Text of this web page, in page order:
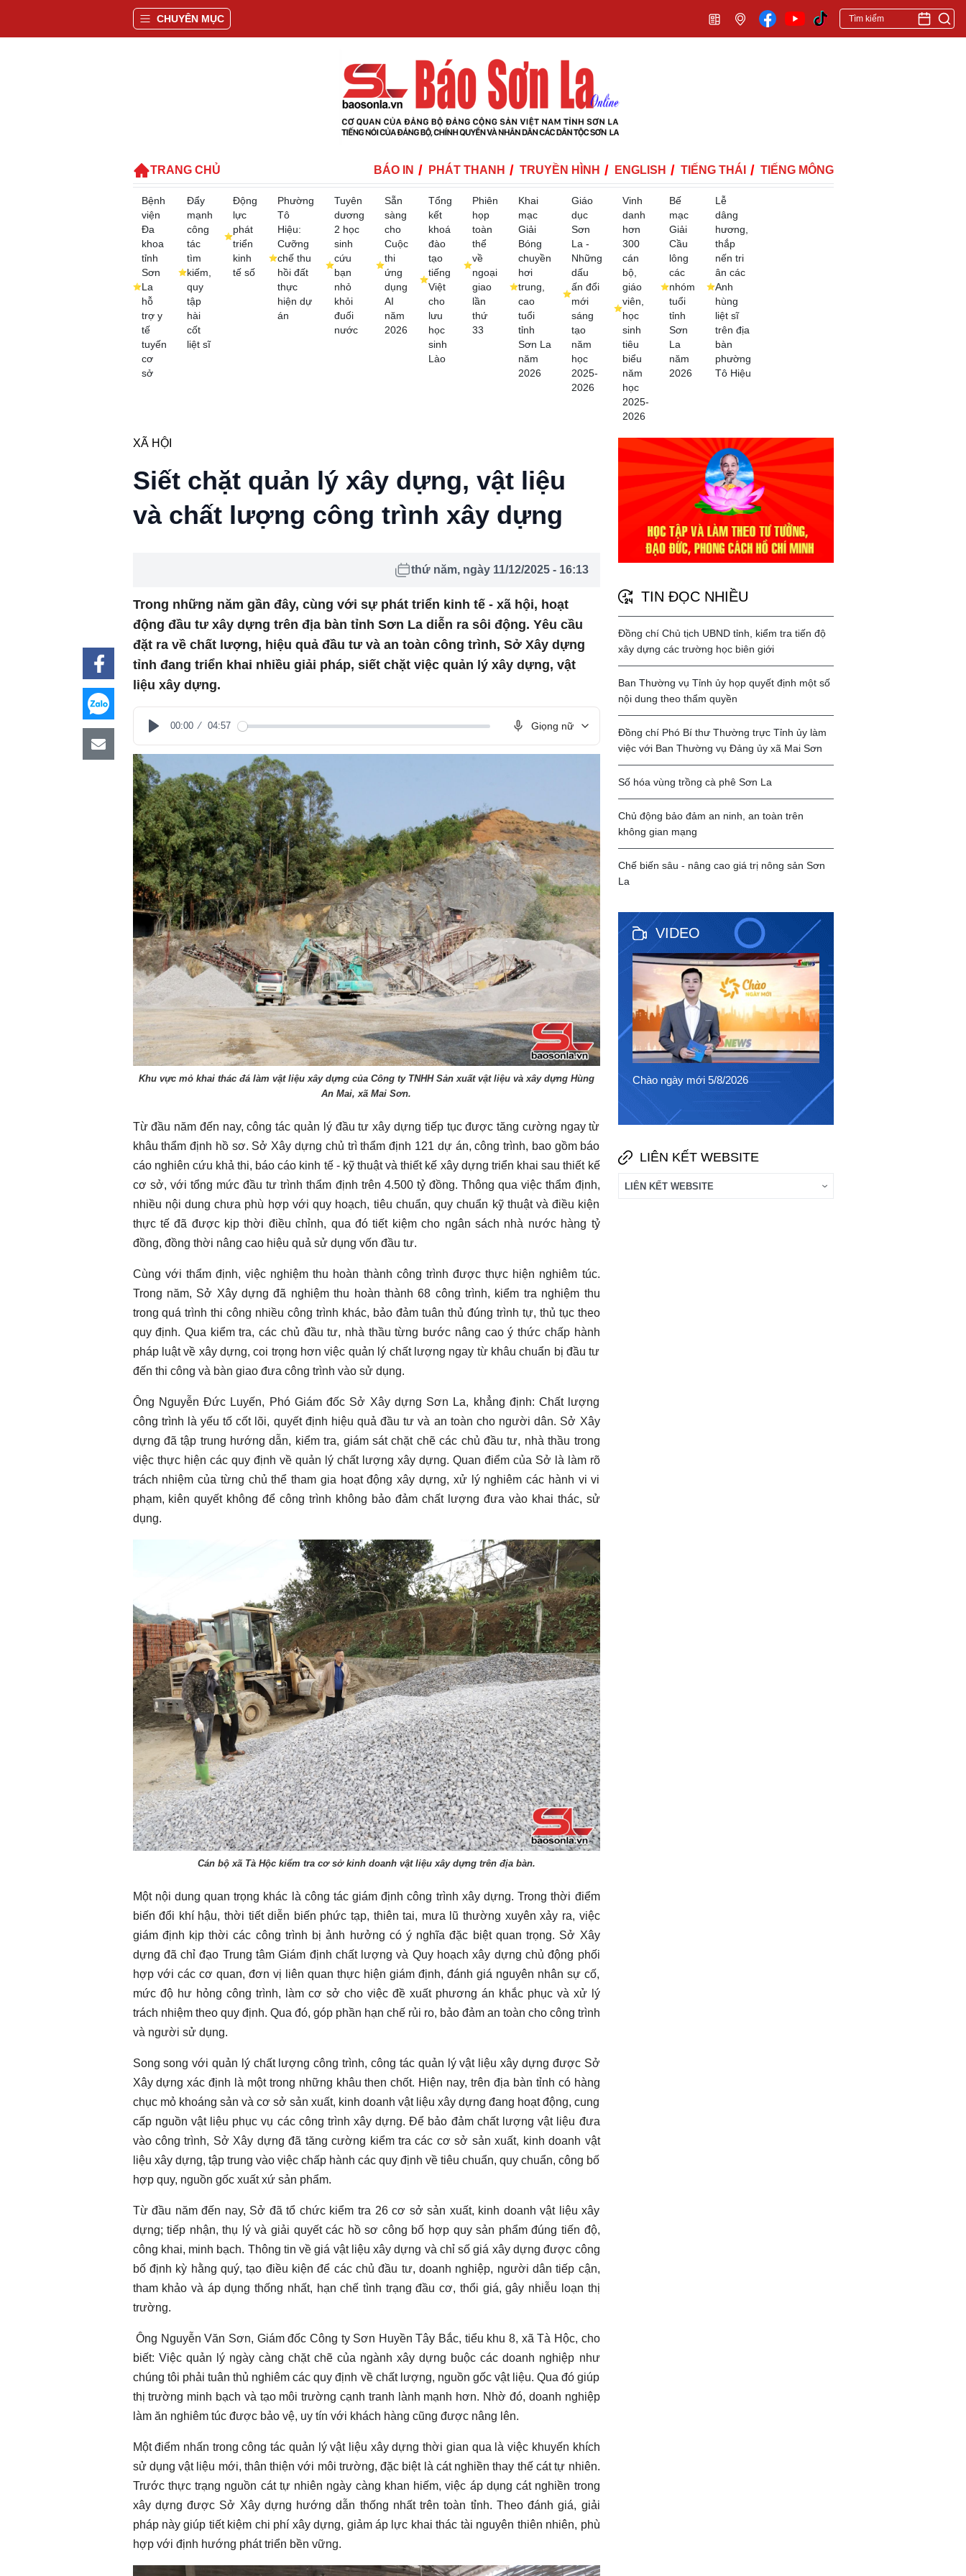
CHUYÊN MỤC
TRANG CHỦ BÁO IN PHÁT THANH TRUYỀN HÌNH ENGLISH TIẾNG THÁI TIẾNG MÔNG
Bệnh
viện
Đa
khoa
tỉnh
Sơn
La
hỗ
trợ y
tế
tuyến
cơ
sở
Đẩy
mạnh
công
tác
tìm
kiếm,
quy
tập
hài
cốt
liệt sĩ
Động
lực
phát
triển
kinh
tế số
Phường
Tô
Hiệu:
Cưỡng
chế thu
hồi đất
thực
hiện dự
án
Tuyên
dương
2 học
sinh
cứu
bạn
nhỏ
khỏi
đuối
nước
Sẵn
sàng
cho
Cuộc
thi
ứng
dụng
AI
năm
2026
Tổng
kết
khoá
đào
tạo
tiếng
Việt
cho
lưu
học
sinh
Lào
Phiên
họp
toàn
thể
về
ngoại
giao
lần
thứ
33
Khai
mạc
Giải
Bóng
chuyền
hơi
trung,
cao
tuổi
tỉnh
Sơn La
năm
2026
Giáo
dục
Sơn
La -
Những
dấu
ấn đổi
mới
sáng
tạo
năm
học
2025-
2026
Vinh
danh
hơn
300
cán
bộ,
giáo
viên,
học
sinh
tiêu
biểu
năm
học
2025-
2026
Bế
mạc
Giải
Cầu
lông
các
nhóm
tuổi
tỉnh
Sơn
La
năm
2026
Lễ
dâng
hương,
thắp
nến tri
ân các
Anh
hùng
liệt sĩ
trên địa
bàn
phường
Tô Hiệu
XÃ HỘI
Siết chặt quản lý xây dựng, vật liệu
và chất lượng công trình xây dựng
thứ năm, ngày 11/12/2025 - 16:13
Trong những năm gần đây, cùng với sự phát triển kinh tế - xã hội, hoạt
động đầu tư xây dựng trên địa bàn tỉnh Sơn La diễn ra sôi động. Yêu cầu
đặt ra về chất lượng, hiệu quả đầu tư và an toàn công trình, Sở Xây dựng
tỉnh đang triển khai nhiều giải pháp, siết chặt việc quản lý xây dựng, vật
liệu xây dựng.
Play
00:00 04:57 Giọng nữ
Khu vực mỏ khai thác đá làm vật liệu xây dựng của Công ty TNHH Sản xuất vật liệu và xây dựng Hùng
An Mai, xã Mai Sơn.
Từ đầu năm đến nay, công tác quản lý đầu tư xây dựng tiếp tục được tăng cường ngay từ
khâu thẩm định hồ sơ. Sở Xây dựng chủ trì thẩm định 121 dự án, công trình, bao gồm báo
cáo nghiên cứu khả thi, báo cáo kinh tế - kỹ thuật và thiết kế xây dựng triển khai sau thiết kế
cơ sở, với tổng mức đầu tư trình thẩm định trên 4.500 tỷ đồng. Thông qua việc thẩm định,
nhiều nội dung chưa phù hợp với quy hoạch, tiêu chuẩn, quy chuẩn kỹ thuật và điều kiện
thực tế đã được kịp thời điều chỉnh, qua đó tiết kiệm cho ngân sách nhà nước hàng tỷ
đồng, đồng thời nâng cao hiệu quả sử dụng vốn đầu tư.
Cùng với thẩm định, việc nghiệm thu hoàn thành công trình được thực hiện nghiêm túc.
Trong năm, Sở Xây dựng đã nghiệm thu hoàn thành 68 công trình, kiểm tra nghiệm thu
trong quá trình thi công nhiều công trình khác, bảo đảm tuân thủ đúng trình tự, thủ tục theo
quy định. Qua kiểm tra, các chủ đầu tư, nhà thầu từng bước nâng cao ý thức chấp hành
pháp luật về xây dựng, coi trọng hơn việc quản lý chất lượng ngay từ khâu chuẩn bị đầu tư
đến thi công và bàn giao đưa công trình vào sử dụng.
Ông Nguyễn Đức Luyến, Phó Giám đốc Sở Xây dựng Sơn La, khẳng định: Chất lượng
công trình là yếu tố cốt lõi, quyết định hiệu quả đầu tư và an toàn cho người dân. Sở Xây
dựng đã tập trung hướng dẫn, kiểm tra, giám sát chặt chẽ các chủ đầu tư, nhà thầu trong
việc thực hiện các quy định về quản lý chất lượng xây dựng. Quan điểm của Sở là làm rõ
trách nhiệm của từng chủ thể tham gia hoạt động xây dựng, xử lý nghiêm các hành vi vi
phạm, kiên quyết không để công trình không bảo đảm chất lượng đưa vào khai thác, sử
dụng.
Cán bộ xã Tà Hộc kiểm tra cơ sở kinh doanh vật liệu xây dựng trên địa bàn.
Một nội dung quan trọng khác là công tác giám định công trình xây dựng. Trong thời điểm
biến đổi khí hậu, thời tiết diễn biến phức tạp, thiên tai, mưa lũ thường xuyên xảy ra, việc
giám định kịp thời các công trình bị ảnh hưởng có ý nghĩa đặc biệt quan trọng. Sở Xây
dựng đã chỉ đạo Trung tâm Giám định chất lượng và Quy hoạch xây dựng chủ động phối
hợp với các cơ quan, đơn vị liên quan thực hiện giám định, đánh giá nguyên nhân sự cố,
mức độ hư hỏng công trình, làm cơ sở cho việc đề xuất phương án khắc phục và xử lý
trách nhiệm theo quy định. Qua đó, góp phần hạn chế rủi ro, bảo đảm an toàn cho công trình
và người sử dụng.
Song song với quản lý chất lượng công trình, công tác quản lý vật liệu xây dựng được Sở
Xây dựng xác định là một trong những khâu then chốt. Hiện nay, trên địa bàn tỉnh có hàng
chục mỏ khoáng sản và cơ sở sản xuất, kinh doanh vật liệu xây dựng đang hoạt động, cung
cấp nguồn vật liệu phục vụ các công trình xây dựng. Để bảo đảm chất lượng vật liệu đưa
vào công trình, Sở Xây dựng đã tăng cường kiểm tra các cơ sở sản xuất, kinh doanh vật
liệu xây dựng, tập trung vào việc chấp hành các quy định về tiêu chuẩn, quy chuẩn, công bố
hợp quy, nguồn gốc xuất xứ sản phẩm.
Từ đầu năm đến nay, Sở đã tổ chức kiểm tra 26 cơ sở sản xuất, kinh doanh vật liệu xây
dựng; tiếp nhận, thụ lý và giải quyết các hồ sơ công bố hợp quy sản phẩm đúng tiến độ,
công khai, minh bạch. Thông tin về giá vật liệu xây dựng và chỉ số giá xây dựng được công
bố định kỳ hằng quý, tạo điều kiện để các chủ đầu tư, doanh nghiệp, người dân tiếp cận,
tham khảo và áp dụng thống nhất, hạn chế tình trạng đầu cơ, thổi giá, gây nhiễu loạn thị
trường.
Ông Nguyễn Văn Sơn, Giám đốc Công ty Sơn Huyền Tây Bắc, tiểu khu 8, xã Tà Hộc, cho
biết: Việc quản lý ngày càng chặt chẽ của ngành xây dựng buộc các doanh nghiệp như
chúng tôi phải tuân thủ nghiêm các quy định về chất lượng, nguồn gốc vật liệu. Qua đó giúp
thị trường minh bạch và tạo môi trường cạnh tranh lành mạnh hơn. Nhờ đó, doanh nghiệp
làm ăn nghiêm túc được bảo vệ, uy tín với khách hàng cũng được nâng lên.
Một điểm nhấn trong công tác quản lý vật liệu xây dựng thời gian qua là việc khuyến khích
sử dụng vật liệu mới, thân thiện với môi trường, đặc biệt là cát nghiền thay thế cát tự nhiên.
Trước thực trạng nguồn cát tự nhiên ngày càng khan hiếm, việc áp dụng cát nghiền trong
xây dựng được Sở Xây dựng hướng dẫn thống nhất trên toàn tỉnh. Theo đánh giá, giải
pháp này giúp tiết kiệm chi phí xây dựng, giảm áp lực khai thác tài nguyên thiên nhiên, phù
hợp với định hướng phát triển bền vững.
TIN ĐỌC NHIỀU
Đồng chí Chủ tịch UBND tỉnh, kiểm tra tiến độ
xây dựng các trường học biên giới
Ban Thường vụ Tỉnh ủy họp quyết định một số
nội dung theo thẩm quyền
Đồng chí Phó Bí thư Thường trực Tỉnh ủy làm
việc với Ban Thường vụ Đảng ủy xã Mai Sơn
Số hóa vùng trồng cà phê Sơn La
Chủ động bảo đảm an ninh, an toàn trên
không gian mạng
Chế biến sâu - nâng cao giá trị nông sản Sơn
La
VIDEO
Chào ngày mới 8/8/2026 Chào ngày mới 7/8/2026 Chào ngày mới 6/8/2026 Chào ngày mới 5/8/2026
Chào ngày mới 4/8/2026
LIÊN KẾT WEBSITE